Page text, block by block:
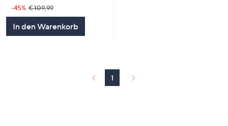
-45% € 109,99
In den Warenkorb
1